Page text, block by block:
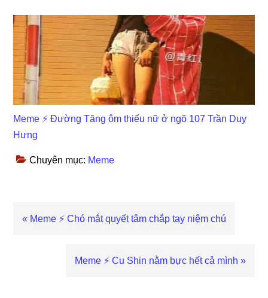
Meme ⚡ Đường Tăng ôm thiếu nữ ở ngõ 107 Trần Duy
Hưng
Chuyên mục: Meme
Previous
« Meme ⚡ Chó mắt quyết tâm chắp tay niệm chú
Next
Meme ⚡ Cu Shin nằm bực hết cả mình »